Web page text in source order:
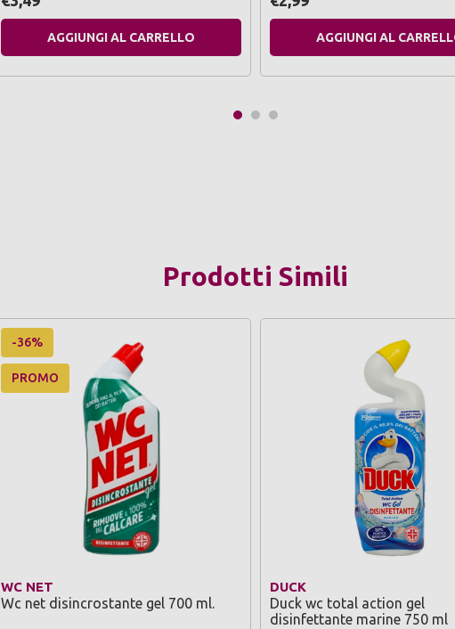
AGGIUNGI AL CARRELLO AGGIUNGI AL
Prodotti Simili
-36%
PROMO
WC NET
Wc net disincrostante gel 700 ml.
DUCK
Duck wc total action gel
disinfettante marine 750 ml